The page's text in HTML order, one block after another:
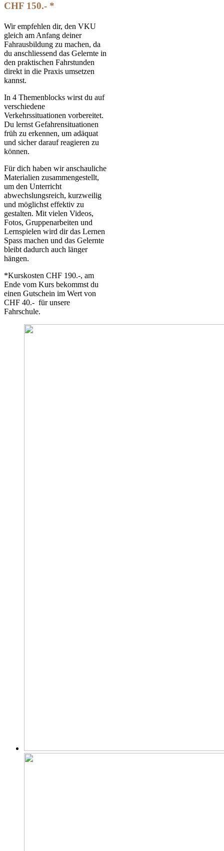
CHF 150.- *
Wir empfehlen dir, den VKU
gleich am Anfang deiner
Fahrausbildung zu machen, da
du anschliessend das Gelernte in
den praktischen Fahrstunden
direkt in die Praxis umsetzen
kannst.
In 4 Themenblocks wirst du auf
verschiedene
Verkehrssituationen vorbereitet.
Du lernst Gefahrensituationen
früh zu erkennen, um adäquat
und sicher darauf reagieren zu
können.
Für dich haben wir anschauliche
Materialien zusammengestellt,
um den Unterricht
abwechslungsreich, kurzweilig
und möglichst effektiv zu
gestalten. Mit vielen Videos,
Fotos, Gruppenarbeiten und
Lernspielen wird dir das Lernen
Spass machen und das Gelernte
bleibt dadurch auch länger
hängen.
*Kurskosten CHF 190.-, am
Ende vom Kurs bekommst du
einen Gutschein im Wert von
CHF 40.- für unsere
Fahrschule.